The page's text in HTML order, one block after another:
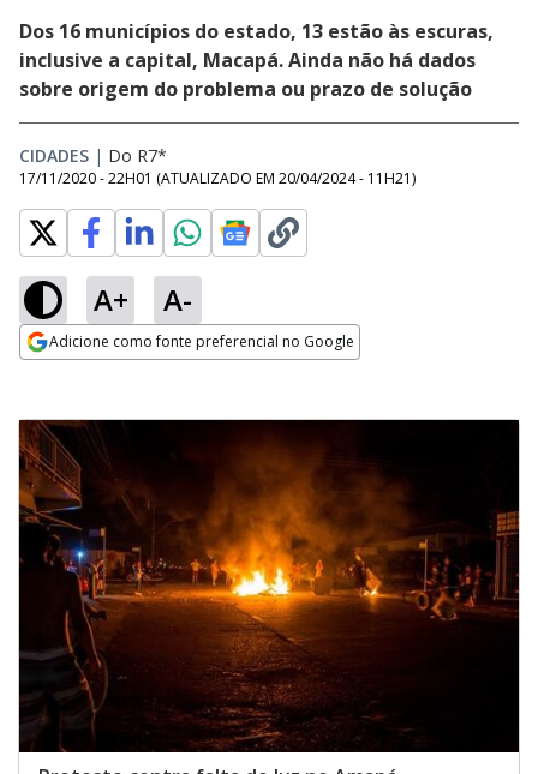
Dos 16 municípios do estado, 13 estão às escuras,
inclusive a capital, Macapá. Ainda não há dados
sobre origem do problema ou prazo de solução
CIDADES | Do R7*
17/11/2020 - 22H01 (ATUALIZADO EM 20/04/2024 - 11H21)
A+ A-
Adicione como fonte preferencial no Google